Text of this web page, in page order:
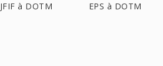
JFIF à DOTM EPS à DOTM